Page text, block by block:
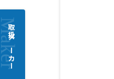
取扱メーカー